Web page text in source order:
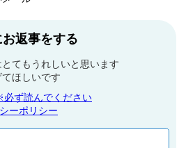
返事をする
てもうれしいと思います
ほしいです
ず読んでください
ーポリシー